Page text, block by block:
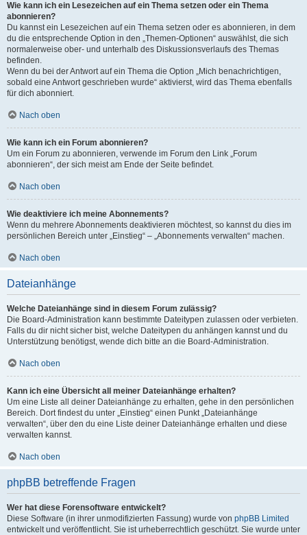
Wie kann ich ein Lesezeichen auf ein Thema setzen oder ein Thema
abonnieren?
Du kannst ein Lesezeichen auf ein Thema setzen oder es abonnieren, in dem
du die entsprechende Option in den „Themen-Optionen“ auswählst, die sich
normalerweise ober- und unterhalb des Diskussionsverlaufs des Themas
befinden.
Wenn du bei der Antwort auf ein Thema die Option „Mich benachrichtigen,
sobald eine Antwort geschrieben wurde“ aktivierst, wird das Thema ebenfalls
für dich abonniert.
Nach oben
Wie kann ich ein Forum abonnieren?
Um ein Forum zu abonnieren, verwende im Forum den Link „Forum
abonnieren“, der sich meist am Ende der Seite befindet.
Nach oben
Wie deaktiviere ich meine Abonnements?
Wenn du mehrere Abonnements deaktivieren möchtest, so kannst du dies im
persönlichen Bereich unter „Einstieg“ – „Abonnements verwalten“ machen.
Nach oben
Dateianhänge
Welche Dateianhänge sind in diesem Forum zulässig?
Die Board-Administration kann bestimmte Dateitypen zulassen oder verbieten.
Falls du dir nicht sicher bist, welche Dateitypen du anhängen kannst und du
Unterstützung benötigst, wende dich bitte an die Board-Administration.
Nach oben
Kann ich eine Übersicht all meiner Dateianhänge erhalten?
Um eine Liste all deiner Dateianhänge zu erhalten, gehe in den persönlichen
Bereich. Dort findest du unter „Einstieg“ einen Punkt „Dateianhänge
verwalten“, über den du eine Liste deiner Dateianhänge erhalten und diese
verwalten kannst.
Nach oben
phpBB betreffende Fragen
Wer hat diese Forensoftware entwickelt?
Diese Software (in ihrer unmodifizierten Fassung) wurde von phpBB Limited
entwickelt und veröffentlicht. Sie ist urheberrechtlich geschützt. Sie wurde unter